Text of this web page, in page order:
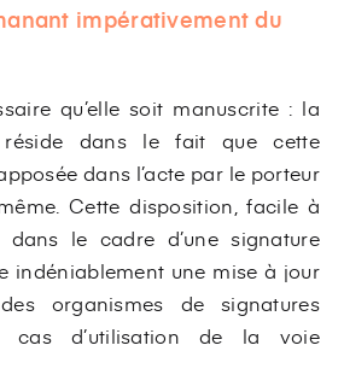
impérativement du
qu’elle soit manuscrite : la
réside dans le fait que cette
dans l’acte par le porteur
Cette disposition, facile à
le cadre d’une signature
indéniablement une mise à jour
organismes de signatures
cas d’utilisation de la voie